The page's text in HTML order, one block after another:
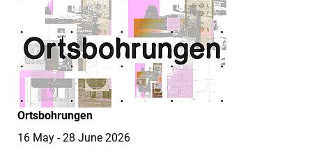
Ortsbohrungen
16 May - 28 June 2026